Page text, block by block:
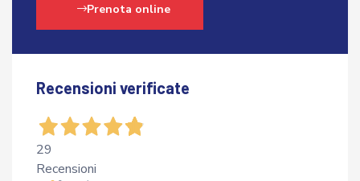
Prenota online
Recensioni verificate
29
Recensioni